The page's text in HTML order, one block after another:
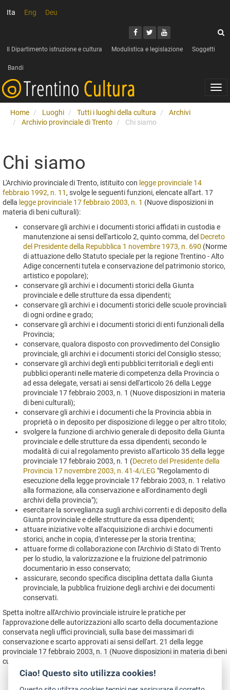
Ita Eng Deu
Facebook
Twitter
Youtube
Il Dipartimento istruzione e cultura Modulistica e legislazione Soggetti
Bandi
Home
Luoghi Tutti i luoghi della cultura
Archivi
Archivio provinciale di Trento
Chi siamo
Chi siamo
L'Archivio provinciale di Trento, istituito con legge provinciale 14
febbraio 1992, n. 11 , svolge le seguenti funzioni, elencate all'art. 17
della legge provinciale 17 febbraio 2003, n. 1 (Nuove disposizioni in
materia di beni culturali):
conservare gli archivi e i documenti storici affidati in custodia e
manutenzione ai sensi dell'articolo 2, quinto comma, del Decreto
del Presidente della Repubblica 1 novembre 1973, n. 690 (Norme
di attuazione dello Statuto speciale per la regione Trentino - Alto
Adige concernenti tutela e conservazione del patrimonio storico,
artistico e popolare);
conservare gli archivi e i documenti storici della Giunta
provinciale e delle strutture da essa dipendenti;
conservare gli archivi e i documenti storici delle scuole provinciali
di ogni ordine e grado;
conservare gli archivi e i documenti storici di enti funzionali della
Provincia;
conservare, qualora disposto con provvedimento del Consiglio
provinciale, gli archivi e i documenti storici del Consiglio stesso;
conservare gli archivi degli enti pubblici territoriali e degli enti
pubblici operanti nelle materie di competenza della Provincia o
ad essa delegate, versati ai sensi dell'articolo 26 della Legge
provinciale 17 febbraio 2003, n. 1 (Nuove disposizioni in materia
di beni culturali);
conservare gli archivi e i documenti che la Provincia abbia in
proprietà o in deposito per disposizione di legge o per altro titolo;
svolgere la funzione di archivio generale di deposito della Giunta
provinciale e delle strutture da essa dipendenti, secondo le
modalità di cui al regolamento previsto all'articolo 35 della legge
provinciale 17 febbraio 2003, n. 1 (Decreto del Presidente della
Provincia 17 novembre 2003, n. 41-4/LEG "Regolamento di
esecuzione della legge provinciale 17 febbraio 2003, n. 1 relativo
alla formazione, alla conservazione e all'ordinamento degli
archivi della provincia");
esercitare la sorveglianza sugli archivi correnti e di deposito della
Giunta provinciale e delle strutture da essa dipendenti;
attuare iniziative volte all'acquisizione di archivi e documenti
storici, anche in copia, d'interesse per la storia trentina;
attuare forme di collaborazione con l'Archivio di Stato di Trento
per lo studio, la valorizzazione e la fruizione del patrimonio
documentario in esso conservato;
assicurare, secondo specifica disciplina dettata dalla Giunta
provinciale, la pubblica fruizione degli archivi e dei documenti
conservati.
Spetta inoltre all'Archivio provinciale istruire le pratiche per
l'approvazione delle autorizzazioni allo scarto della documentazione
conservata negli uffici provinciali, sulla base dei massimari di
conservazione e scarto approvati ai sensi dell'art. 21 della legge
provinciale 17 febbraio 2003, n. 1 (Nuove disposizioni in materia di beni
culturali).
Ciao! Questo sito utilizza cookies!